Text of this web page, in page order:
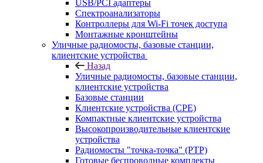
USB/PCI адаптеры
Cпектроанализаторы
Контроллеры для Wi-Fi точек доступа
Монтажные кронштейны
Уличные радиомосты, базовые станции,
клиентские устройства
Назад
Уличные радиомосты, базовые станции,
клиентские устройства
Базовые станции
Клиентские устройства (CPE)
Компактные клиентские устройства
Высокопроизводительные клиентские
устройства
Радиомосты "точка-точка" (PTP)
Готовые беспроводные комплекты